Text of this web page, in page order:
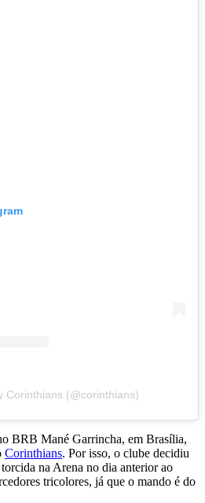
Corinthians (@corinthians)
BRB Mané Garrincha, em Brasília,
Corinthians. Por isso, o clube decidiu
na Arena no dia anterior ao
tricolores, já que o mando é do